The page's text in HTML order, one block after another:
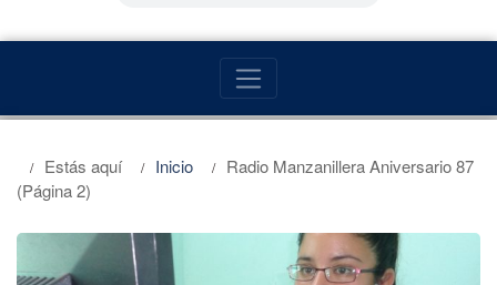
Estás aquí Inicio
Radio Manzanillera Aniversario 87
(Página 2)